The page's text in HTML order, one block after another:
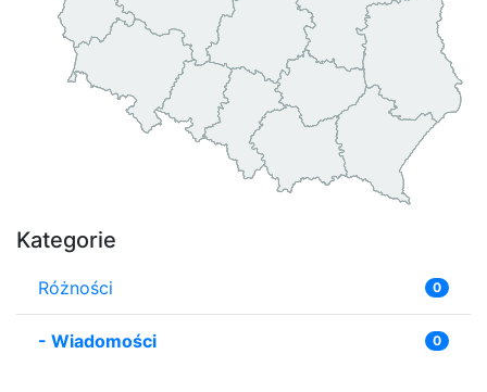
Kategorie
Różności 0
- Wiadomości 0